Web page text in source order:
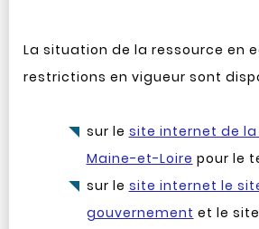
La situation de la ressource en
restrictions en vigueur sont
sur le site internet de
Maine-et-Loire pour le
sur le site internet le
gouvernement et le